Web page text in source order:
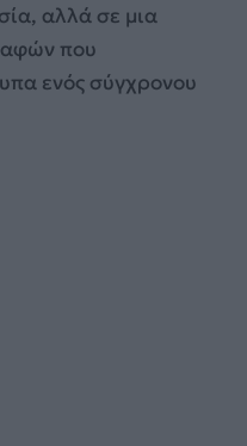
αλλά σε μια
που
ενός σύγχρονου